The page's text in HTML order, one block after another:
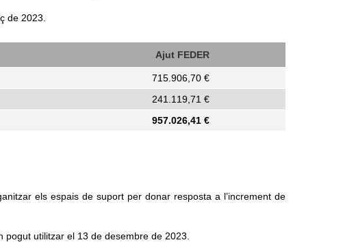
de 2023.
Ajut FEDER
715.906,70 €
241.119,71 €
957.026,41 €
els espais de suport per donar resposta a l’increment de
pogut utilitzar el 13 de desembre de 2023.